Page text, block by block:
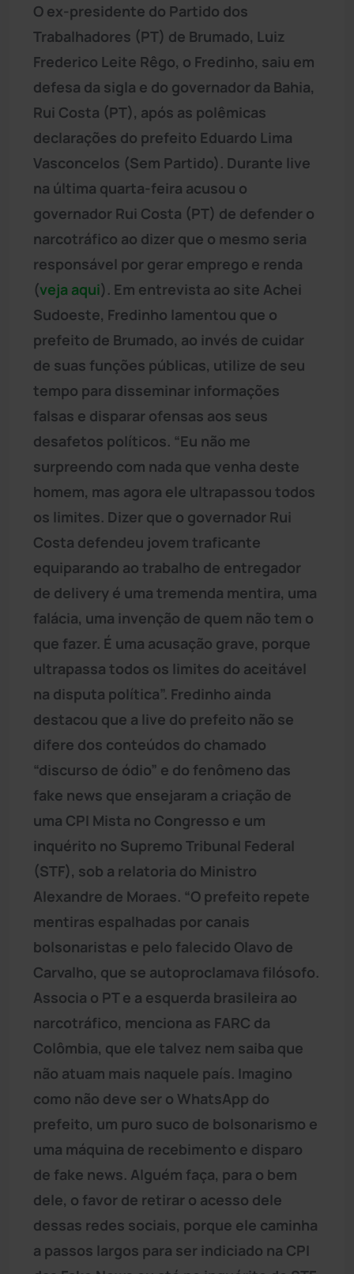
O ex-presidente do Partido dos
Trabalhadores (PT) de Brumado, Luiz
Frederico Leite Rêgo, o Fredinho, saiu em
defesa da sigla e do governador da Bahia,
Rui Costa (PT), após as polêmicas
declarações do prefeito Eduardo Lima
Vasconcelos (Sem Partido). Durante live
na última quarta-feira acusou o
governador Rui Costa (PT) de defender o
narcotráfico ao dizer que o mesmo seria
responsável por gerar emprego e renda
(veja aqui). Em entrevista ao site Achei
Sudoeste, Fredinho lamentou que o
prefeito de Brumado, ao invés de cuidar
de suas funções públicas, utilize de seu
tempo para disseminar informações
falsas e disparar ofensas aos seus
desafetos políticos. “Eu não me
surpreendo com nada que venha deste
homem, mas agora ele ultrapassou todos
os limites. Dizer que o governador Rui
Costa defendeu jovem traficante
equiparando ao trabalho de entregador
de delivery é uma tremenda mentira, uma
falácia, uma invenção de quem não tem o
que fazer. É uma acusação grave, porque
ultrapassa todos os limites do aceitável
na disputa política”. Fredinho ainda
destacou que a live do prefeito não se
difere dos conteúdos do chamado
“discurso de ódio” e do fenômeno das
fake news que ensejaram a criação de
uma CPI Mista no Congresso e um
inquérito no Supremo Tribunal Federal
(STF), sob a relatoria do Ministro
Alexandre de Moraes. “O prefeito repete
mentiras espalhadas por canais
bolsonaristas e pelo falecido Olavo de
Carvalho, que se autoproclamava filósofo.
Associa o PT e a esquerda brasileira ao
narcotráfico, menciona as FARC da
Colômbia, que ele talvez nem saiba que
não atuam mais naquele país. Imagino
como não deve ser o WhatsApp do
prefeito, um puro suco de bolsonarismo e
uma máquina de recebimento e disparo
de fake news. Alguém faça, para o bem
dele, o favor de retirar o acesso dele
dessas redes sociais, porque ele caminha
a passos largos para ser indiciado na CPI